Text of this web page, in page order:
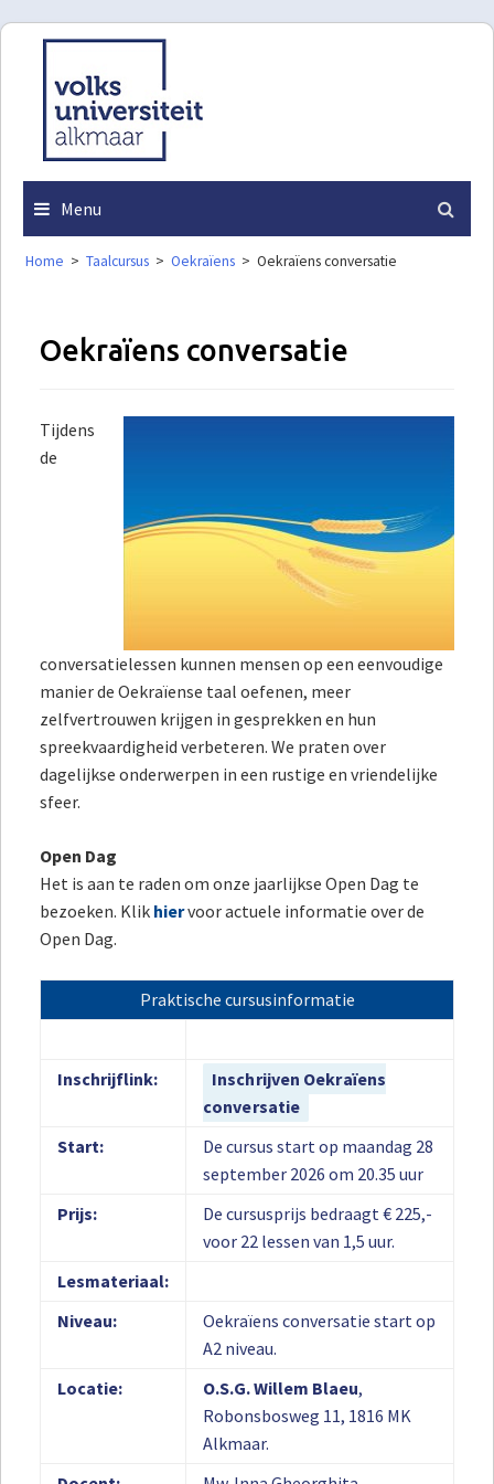
Skip
content
Menu
Home > Taalcursus > Oekraïens > Oekraïens conversatie
Oekraïens conversatie
Tijdens
de
conversatielessen kunnen mensen op een eenvoudige
manier de Oekraïense taal oefenen, meer
zelfvertrouwen krijgen in gesprekken en hun
spreekvaardigheid verbeteren. We praten over
dagelijkse onderwerpen in een rustige en vriendelijke
sfeer.
Open Dag
Het is aan te raden om onze jaarlijkse Open Dag te
bezoeken. Klik hiervoor actuele informatie over de
Open Dag.
Praktische cursusinformatie
Inschrijflink:
Inschrijven Oekraïens
conversatie
Start:
De cursus start op maandag 28
september 2026 om 20.35 uur
Prijs:
De cursusprijs bedraagt € 225,-
voor 22 lessen van 1,5 uur.
Lesmateriaal:
Niveau:
Oekraïens conversatie start op
A2 niveau.
Locatie:
O.S.G. Willem Blaeu,
Robonsbosweg 11, 1816 MK
Alkmaar.